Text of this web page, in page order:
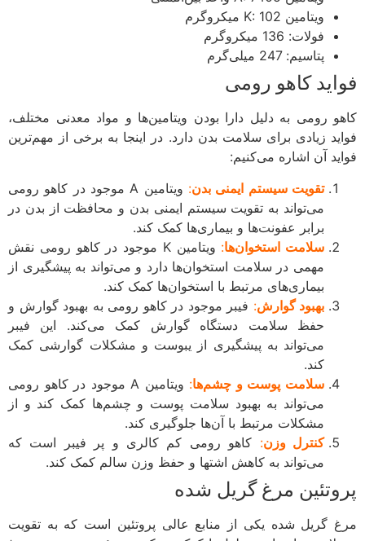
ویتامین K: 102 میکروگرم
فولات: 136 میکروگرم
پتاسیم: 247 میلی‌گرم
کاهو رومی
رومی به دلیل دارا بودن ویتامین‌ها و مواد معدنی مختلف،
زیادی برای سلامت بدن دارد. در اینجا به برخی از مهم‌ترین
آن اشاره می‌کنیم:
تقویت سیستم ایمنی بدن:
ویتامین A موجود در کاهو رومی
می‌تواند به تقویت سیستم ایمنی بدن و محافظت از بدن در
برابر عفونت‌ها و بیماری‌ها کمک کند.
سلامت استخوان‌ها:
ویتامین K موجود در کاهو رومی نقش
مهمی در سلامت استخوان‌ها دارد و می‌تواند به پیشگیری از
بیماری‌های مرتبط با استخوان‌ها کمک کند.
بهبود گوارش:فیبر موجود در کاهو رومی به بهبود گوارش و
حفظ سلامت دستگاه گوارش کمک می‌کند. این فیبر
می‌تواند به پیشگیری از یبوست و مشکلات گوارشی کمک
سلامت پوست و چشم‌ها:
ویتامین A موجود در کاهو رومی
می‌تواند به بهبود سلامت پوست و چشم‌ها کمک کند و از
مشکلات مرتبط با آن‌ها جلوگیری کند.
کنترل وزن :کاهو رومی کم کالری و پر فیبر است که
می‌تواند به کاهش اشتها و حفظ وزن سالم کمک کند.
مرغ گریل شده
گریل شده یکی از منابع عالی پروتئین است که به تقویت